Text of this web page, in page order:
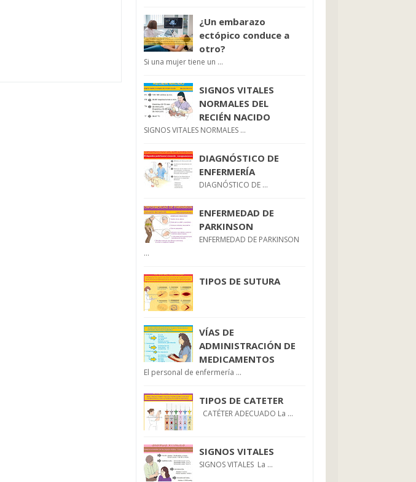
¿Un embarazo
ectópico conduce a
otro?
Si una mujer tiene un ...
SIGNOS VITALES
NORMALES DEL
RECIÉN NACIDO
SIGNOS VITALES NORMALES ...
DIAGNÓSTICO DE
ENFERMERÍA
DIAGNÓSTICO DE ...
ENFERMEDAD DE
PARKINSON
ENFERMEDAD DE PARKINSON
...
TIPOS DE SUTURA
VÍAS DE
ADMINISTRACIÓN DE
MEDICAMENTOS
El personal de enfermería ...
TIPOS DE CATETER
CATÉTER ADECUADO La ...
SIGNOS VITALES
SIGNOS VITALES La ...